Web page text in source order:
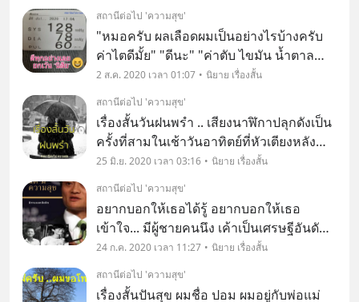
สถานีต่อไป 'ความสุข'
"หมอครับ ผลเลือดผมเป็นอย่างไรบ้างครับ
ค่าไตดีมั้ย" "ดีนะ" "ค่าตับ ไขมัน น้ำตาล
ไตรกรีเซอไรด์ ต่อมลูกหมาก LDL HDL ของ
ผมดีมั้ยครับหมอ" "ดีมากเลยครับ"
2 ส.ค. 2020 เวลา 01:07
นิยาย เรื่องสั้น
สถานีต่อไป 'ความสุข'
เรื่องสั้นวันฝนพรำ .. เสียงนาฬิกาปลุกดังเป็น
ครั้งที่สามในเช้าวันอาทิตย์ที่หัวเตียงหลัง
จากที่ดิเรกกดปิดไป 2 ครั้ง ครั้งนี้คงไม่ได้ละ
ดิเรกคิด แล้วก็ฝืนใจลุกขึ้นมาจากเตียงที่แสน
อุ่น นึกในใจว่าเวลาความส
25 มิ.ย. 2020 เวลา 03:16
นิยาย เรื่องสั้น
สถานีต่อไป 'ความสุข'
อยากบอกให้เธอได้รู้ อยากบอกให้เธอ
เข้าใจ... มีผู้ชายคนนึง เค้าเป็นเศรษฐีอันดับ
1 ของประเทศจีน ที่ 1 จากคน กว่า 1400
ล้านคน เป็นอันดับ 11 ของโลกเชียวนะ ฉัน
ไม่ได้บอกให้เธอชื่นชมความรวยของเค้า
24 ก.ค. 2020 เวลา 11:27
นิยาย เรื่องสั้น
สถานีต่อไป 'ความสุข'
เรื่องสั้นปันสุข ผมชื่อ ปอม ผมอยู่กับพ่อแม่